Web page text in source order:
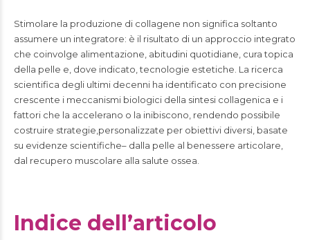
Stimolare la produzione di collagene non significa soltanto
assumere un integratore: è il risultato di un approccio integrato
che coinvolge alimentazione, abitudini quotidiane, cura topica
della pelle e, dove indicato, tecnologie estetiche. La ricerca
scientifica degli ultimi decenni ha identificato con precisione
crescente i meccanismi biologici della sintesi collagenica e i
fattori che la accelerano o la inibiscono, rendendo possibile
costruire strategie,personalizzate per obiettivi diversi, basate
su evidenze scientifiche– dalla pelle al benessere articolare,
dal recupero muscolare alla salute ossea.
Indice dell’articolo